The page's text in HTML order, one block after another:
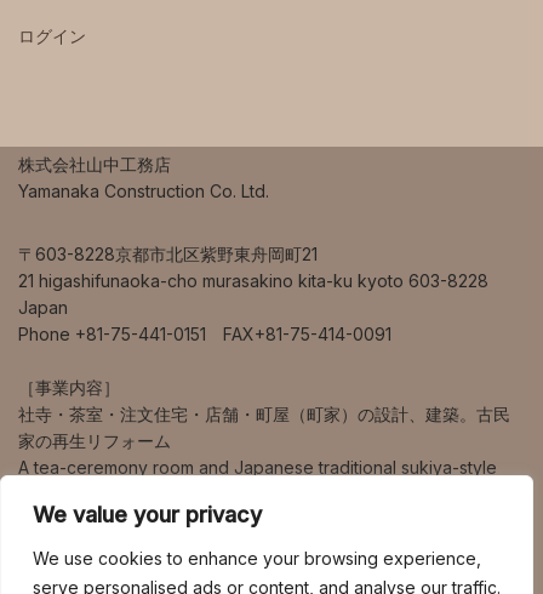
We value your privacy
We use cookies to enhance your browsing experience,
serve personalised ads or content, and analyse our traffic.
ログイン
株式会社山中工務店
Yamanaka Construction Co. Ltd.
〒603-8228京都市北区紫野東舟岡町21
21 higashifunaoka-cho murasakino kita-ku kyoto 603-8228
Japan
Phone +81-75-441-0151 FAX+81-75-414-0091
［事業内容］
社寺・茶室・注文住宅・店舗・町屋（町家）の設計、建築。古民
家の再生リフォーム
A tea-ceremony room and Japanese traditional sukiya-style
営業エリアは、京都、大阪、兵庫、奈良、滋賀を中心に、海外、
東京、九州など幅広く対応しています。